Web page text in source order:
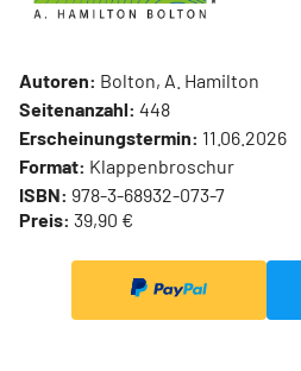
Autoren: Bolton, A. Hamilton
Seitenanzahl: 448
Erscheinungstermin: 11.06.2026
Format: Klappenbroschur
ISBN: 978-3-68932-073-7
Preis: 39,90 €